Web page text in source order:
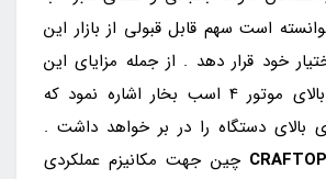
است سهم قابل قبولی از بازار این
خود قرار دهد . از جمله مزایای این
دستگاه به قدرت بالای موتور 4 اسب بخار اشاره نمود که
بالای دستگاه را در بر خواهد داشت .
چین جهت مکانیزم عملکردی